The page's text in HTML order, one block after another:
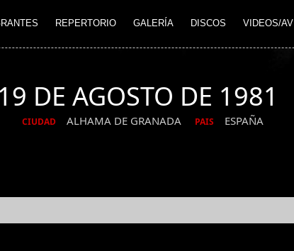
REPERTORIO GALERÍA DISCOS VIDEOS/AV
19 DE AGOSTO DE 1981
CIUDAD ALHAMA DE GRANADA PAIS ESPAÑA